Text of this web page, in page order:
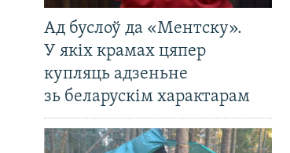
Ад буслоў да «Ментску».
У якіх крамах цяпер
купляць адзеньне
зь беларускім характарам